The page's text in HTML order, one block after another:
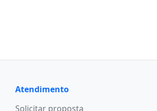
Atendimento
Solicitar proposta